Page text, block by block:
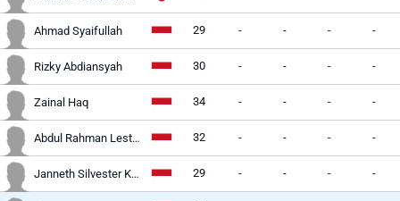
Ahmad Syaifullah 29 - - - -
Rizky Abdiansyah 30 - - - -
Zainal Haq 34 - - - -
Abdul Rahman Lestaluhu 32 - - - -
Janneth Silvester Kamare 29 - - - -